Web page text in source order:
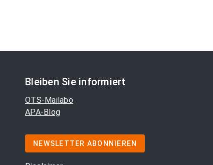
Bleiben Sie informiert
OTS-Mailabo
APA-Blog
NEWSLETTER ABONNIEREN